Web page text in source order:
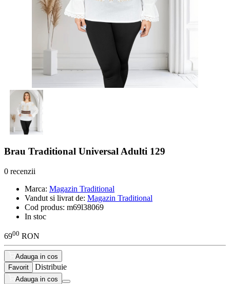
Brau Traditional Universal Adulti 129
0 recenzii
Marca: Magazin Traditional
Vandut si livrat de: Magazin Traditional
Cod produs: m69l38069
In stoc
6900 RON
Adauga in cos
Favorit
Distribuie
Adauga in cos